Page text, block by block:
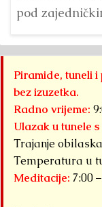
pod
Piramide, tuneli
bez izuzetka.
Radno vrijeme:
Ulazak u tunele
Trajanje
Temperatura u
Meditacije: 7:00